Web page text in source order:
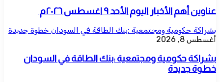
عناوين أهم الأخبار اليوم الأحد ٩ اغسطس ٢٠٢٦م ​
بشراكة حكومية ومجتمعية :بنك الطاقة في السودان خطوة جديدة
أغسطس 8, 2026
بشراكة حكومية ومجتمعية :بنك الطاقة في السودان
خطوة جديدة